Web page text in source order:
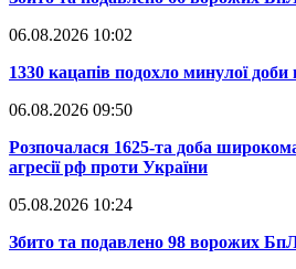
06.08.2026 10:02
​1330 кацапів подохло минулої доби
06.08.2026 09:50
​Розпочалася 1625-та доба
агресії рф проти України
05.08.2026 10:24
​Збито та подавлено 98 ворожих